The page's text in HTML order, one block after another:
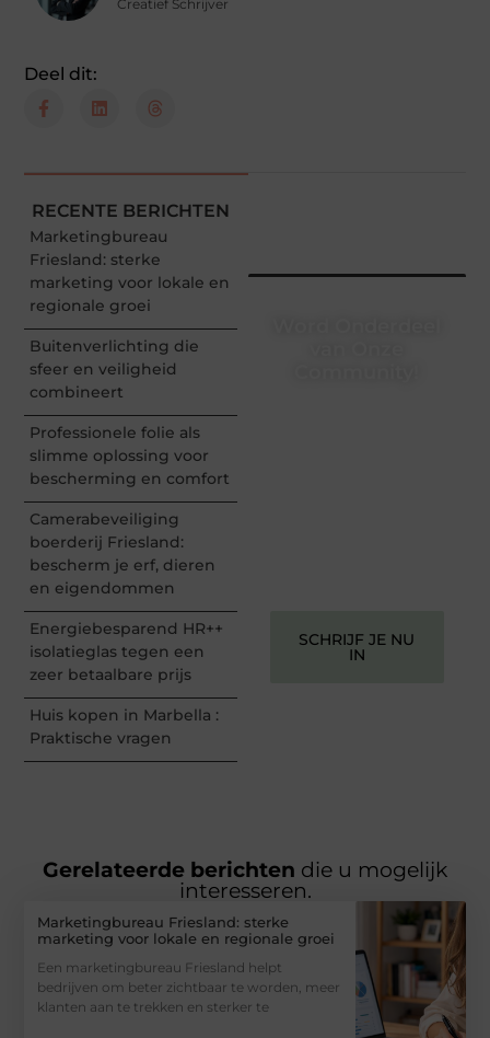
Creatief Schrijver
Deel dit:
RECENTE BERICHTEN
Marketingbureau
Friesland: sterke
marketing voor lokale en
regionale groei
Buitenverlichting die
sfeer en veiligheid
combineert
Professionele folie als
slimme oplossing voor
bescherming en comfort
Camerabeveiliging
boerderij Friesland:
bescherm je erf, dieren
en eigendommen
Energiebesparend HR++
isolatieglas tegen een
zeer betaalbare prijs
Huis kopen in Marbella :
Praktische vragen
SCHRIJF JE NU
IN
Gerelateerde berichten die u mogelijk
interesseren.
Marketingbureau Friesland: sterke
marketing voor lokale en regionale groei
Een marketingbureau Friesland helpt
bedrijven om beter zichtbaar te worden, meer
klanten aan te trekken en sterker te